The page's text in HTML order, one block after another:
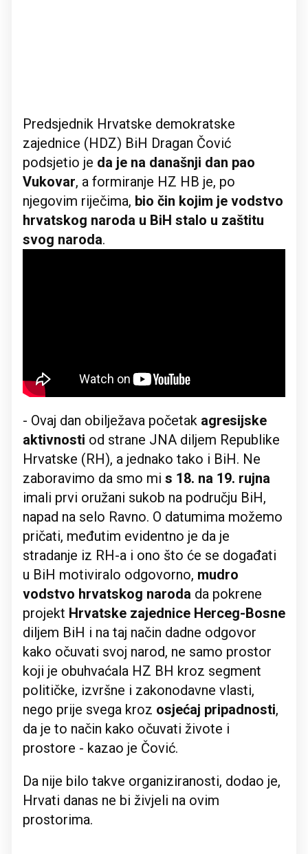
Predsjednik Hrvatske demokratske
zajednice (HDZ) BiH Dragan Čović
podsjetio je da je na današnji dan pao
Vukovar, a formiranje HZ HB je, po
njegovim riječima, bio čin kojim je vodstvo
hrvatskog naroda u BiH stalo u zaštitu
svog naroda.
- Ovaj dan obilježava početak agresijske
aktivnosti od strane JNA diljem Republike
Hrvatske (RH), a jednako tako i BiH. Ne
zaboravimo da smo mi s 18. na 19. rujna
imali prvi oružani sukob na području BiH,
napad na selo Ravno. O datumima možemo
pričati, međutim evidentno je da je
stradanje iz RH-a i ono što će se događati
u BiH motiviralo odgovorno, mudro
vodstvo hrvatskog naroda da pokrene
projekt Hrvatske zajednice Herceg-Bosne
diljem BiH i na taj način dadne odgovor
kako očuvati svoj narod, ne samo prostor
koji je obuhvaćala HZ BH kroz segment
političke, izvršne i zakonodavne vlasti,
nego prije svega kroz osjećaj pripadnosti,
da je to način kako očuvati živote i
prostore - kazao je Čović.
Da nije bilo takve organiziranosti, dodao je,
Hrvati danas ne bi živjeli na ovim
prostorima.